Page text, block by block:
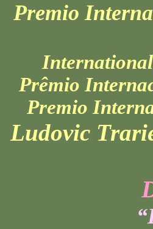
Premio
Prêmio
Premio
Ludovic